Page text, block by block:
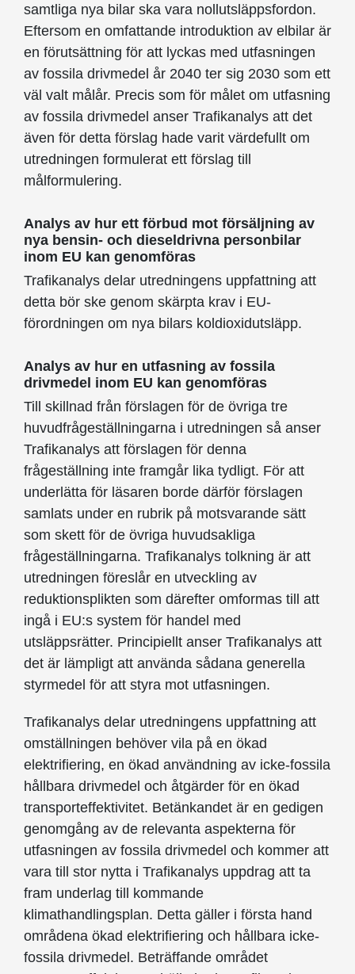
samtliga nya bilar ska vara nollutsläppsfordon.
Eftersom en omfattande introduktion av elbilar är
en förutsättning för att lyckas med utfasningen
av fossila drivmedel år 2040 ter sig 2030 som ett
väl valt målår. Precis som för målet om utfasning
av fossila drivmedel anser Trafikanalys att det
även för detta förslag hade varit värdefullt om
utredningen formulerat ett förslag till
målformulering.
Analys av hur ett förbud mot försäljning av
nya bensin- och dieseldrivna personbilar
inom EU kan genomföras
Trafikanalys delar utredningens uppfattning att
detta bör ske genom skärpta krav i EU-
förordningen om nya bilars koldioxidutsläpp.
Analys av hur en utfasning av fossila
drivmedel inom EU kan genomföras
Till skillnad från förslagen för de övriga tre
huvudfrågeställningarna i utredningen så anser
Trafikanalys att förslagen för denna
frågeställning inte framgår lika tydligt. För att
underlätta för läsaren borde därför förslagen
samlats under en rubrik på motsvarande sätt
som skett för de övriga huvudsakliga
frågeställningarna. Trafikanalys tolkning är att
utredningen föreslår en utveckling av
reduktionsplikten som därefter omformas till att
ingå i EU:s system för handel med
utsläppsrätter. Principiellt anser Trafikanalys att
det är lämpligt att använda sådana generella
styrmedel för att styra mot utfasningen.
Trafikanalys delar utredningens uppfattning att
omställningen behöver vila på en ökad
elektrifiering, en ökad användning av icke-fossila
hållbara drivmedel och åtgärder för en ökad
transporteffektivitet. Betänkandet är en gedigen
genomgång av de relevanta aspekterna för
utfasningen av fossila drivmedel och kommer att
vara till stor nytta i Trafikanalys uppdrag att ta
fram underlag till kommande
klimathandlingsplan. Detta gäller i första hand
områdena ökad elektrifiering och hållbara icke-
fossila drivmedel. Beträffande området